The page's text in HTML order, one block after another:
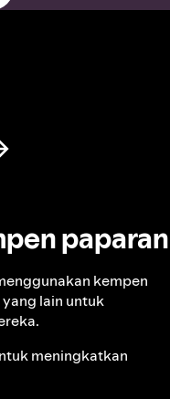
paparan
kempen
lain untuk
meningkatkan